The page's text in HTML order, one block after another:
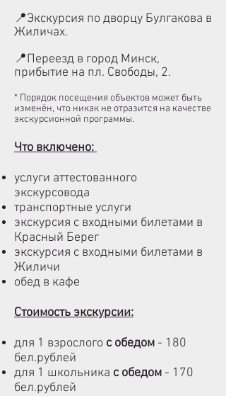
📍Экскурсия по дворцу Булгакова в
Жиличах.
📍Переезд в город Минск,
прибытие на пл. Свободы, 2.
* Порядок посещения объектов может быть
изменён, что никак не отразится на качестве
экскурсионной программы.
Что включено:
услуги аттестованного
экскурсовода
транспортные услуги
экскурсия с входными билетами в
Красный Берег
экскурсия с входными билетами в
Жиличи
обед в кафе
Стоимость экскурсии:
для 1 взрослого с обедом - 180
бел.рублей
для 1 школьника с обедом - 170
бел.рублей